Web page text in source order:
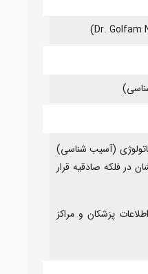
(آسیب شناسی)
در فلکه صادقیه قرار
پزشکان و مراکز